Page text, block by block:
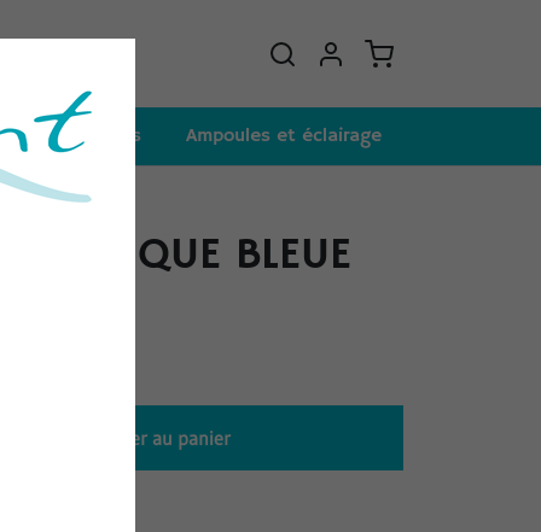
consommables Ampoules et éclairage
BLEUE
Ajouter au panier